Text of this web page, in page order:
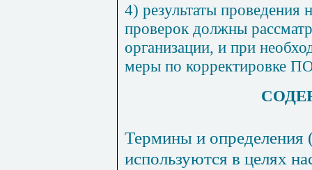
4) результаты проведения
проверок должны
организации, и при
меры по корректировке
Термины и определения
используются в целях